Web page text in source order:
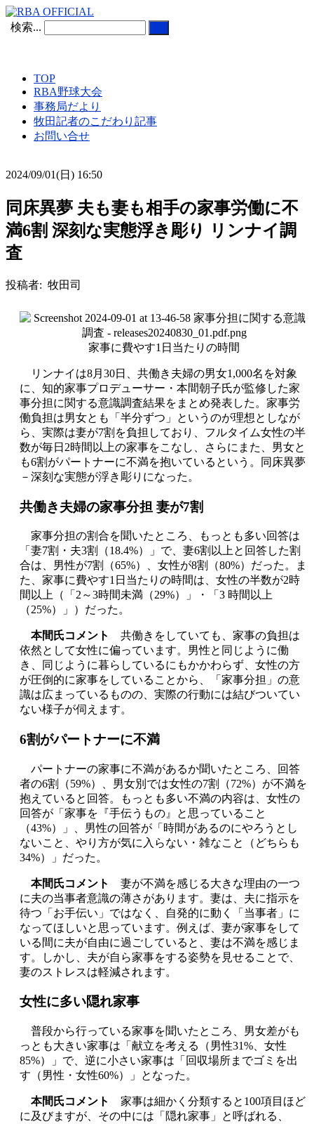
検索...
TOP
RBA野球大会
事務局だより
牧田記者のこだわり記事
お問い合せ
2024/09/01(日) 16:50
同床異夢 夫も妻も相手の家事労働に不
満6割 深刻な実態浮き彫り リンナイ調
査
投稿者: 牧田司
家事に費やす1日当たりの時間
リンナイは8月30日、共働き夫婦の男女1,000名を対象
に、知的家事プロデューサー・本間朝子氏が監修した家
事分担に関する意識調査結果をまとめ発表した。家事労
働負担は男女とも「半分ずつ」というのが理想としなが
ら、実際は妻が7割を負担しており、フルタイム女性の半
数が毎日2時間以上の家事をこなし、さらにまた、男女と
も6割がパートナーに不満を抱いているという。同床異夢
－深刻な実態が浮き彫りになった。
共働き夫婦の家事分担 妻が7割
家事分担の割合を聞いたところ、もっとも多い回答は
「妻7割・夫3割（18.4%）」で、妻6割以上と回答した割
合は、男性が7割（65%）、女性が8割（80%）だった。ま
た、家事に費やす1日当たりの時間は、女性の半数が2時
間以上（「2～3時間未満（29%）」・「3 時間以上
（25%）」）だった。
本間氏コメント
共働きをしていても、家事の負担は
依然として女性に偏っています。男性と同じように働
き、同じように暮らしているにもかかわらず、女性の方
が圧倒的に家事をしていることから、「家事分担」の意
識は広まっているものの、実際の行動には結びついてい
ない様子が伺えます。
6割がパートナーに不満
パートナーの家事に不満があるか聞いたところ、回答
者の6割（59%）、男女別では女性の7割（72%）が不満を
抱えていると回答。もっとも多い不満の内容は、女性の
回答が「家事を『手伝うもの』と思っていること
（43%）」、男性の回答が「時間があるのにやろうとし
ないこと、やり方が気に入らない・雑なこと（どちらも
34%）」だった。
本間氏コメント
妻が不満を感じる大きな理由の一つ
に夫の当事者意識の薄さがあります。妻は、夫に指示を
待つ「お手伝い」ではなく、自発的に動く「当事者」に
なってほしいと思っています。例えば、妻が家事をして
いる間に夫が自由に過ごしていると、妻は不満を感じま
す。しかし、夫が自ら家事をする姿勢を見せることで、
妻のストレスは軽減されます。
女性に多い隠れ家事
普段から行っている家事を聞いたところ、男女差がも
っとも大きい家事は「献立を考える（男性31%、女性
85%）」で、逆に小さい家事は「回収場所までゴミを出
す（男性・女性60%）」となった。
本間氏コメント
家事は細かく分類すると100項目ほど
に及びますが、その中には「隠れ家事」と呼ばれる、